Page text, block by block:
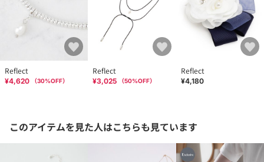
Reflect
¥4,620 （30%OFF）
Reflect
¥3,025 （50%OFF）
Reflect
¥4,180